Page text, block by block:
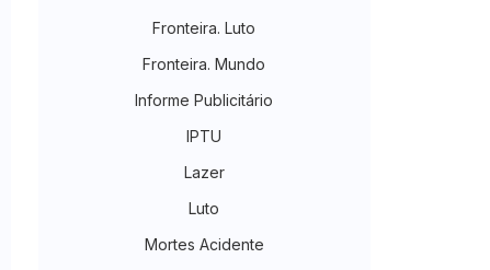
Fronteira. Luto
Fronteira. Mundo
Informe Publicitário
IPTU
Lazer
Luto
Mortes Acidente